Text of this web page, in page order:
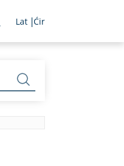
Lat Ćir